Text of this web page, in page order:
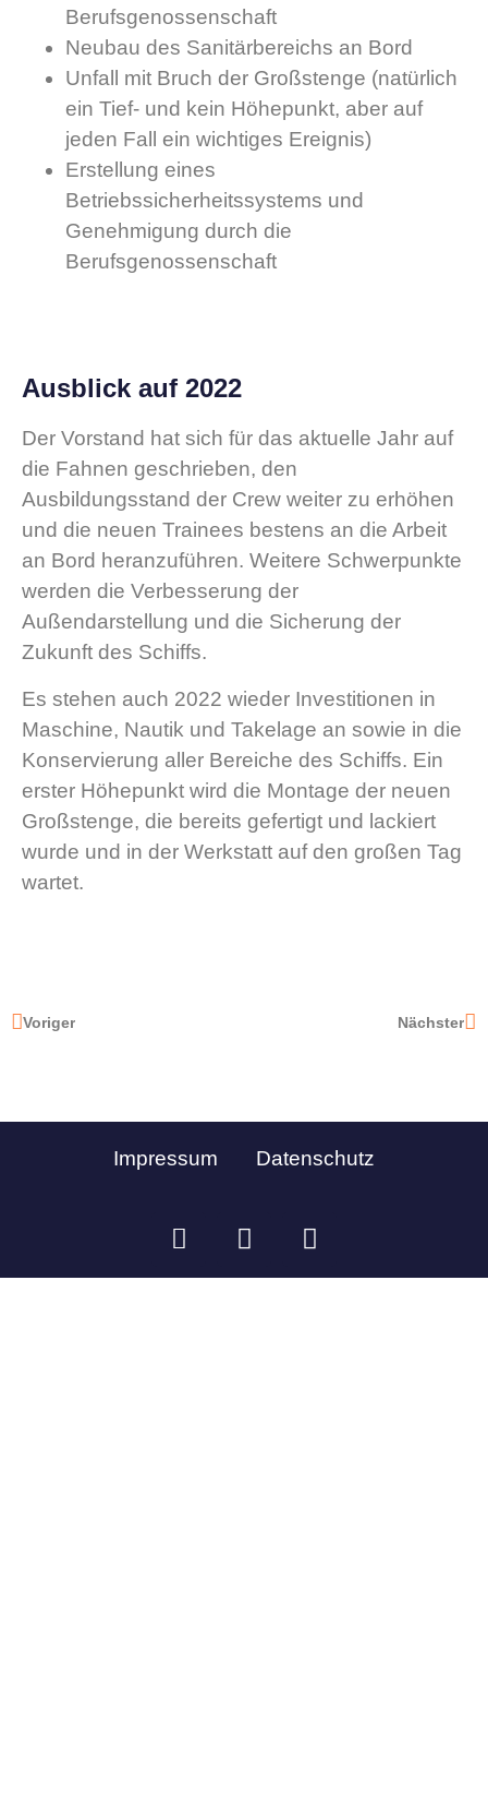
Berufsgenossenschaft
Neubau des Sanitärbereichs an Bord
Unfall mit Bruch der Großstenge (natürlich
ein Tief- und kein Höhepunkt, aber auf
jeden Fall ein wichtiges Ereignis)
Erstellung eines
Betriebssicherheitssystems und
Genehmigung durch die
Berufsgenossenschaft
Ausblick auf 2022
Der Vorstand hat sich für das aktuelle Jahr auf
die Fahnen geschrieben, den
Ausbildungsstand der Crew weiter zu erhöhen
und die neuen Trainees bestens an die Arbeit
an Bord heranzuführen. Weitere Schwerpunkte
werden die Verbesserung der
Außendarstellung und die Sicherung der
Zukunft des Schiffs.
Es stehen auch 2022 wieder Investitionen in
Maschine, Nautik und Takelage an sowie in die
Konservierung aller Bereiche des Schiffs. Ein
erster Höhepunkt wird die Montage der neuen
Großstenge, die bereits gefertigt und lackiert
wurde und in der Werkstatt auf den großen Tag
wartet.
Voriger Nächster
Impressum Datenschutz